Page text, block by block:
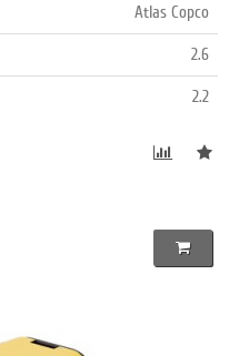
Atlas Copco
2.6
2.2